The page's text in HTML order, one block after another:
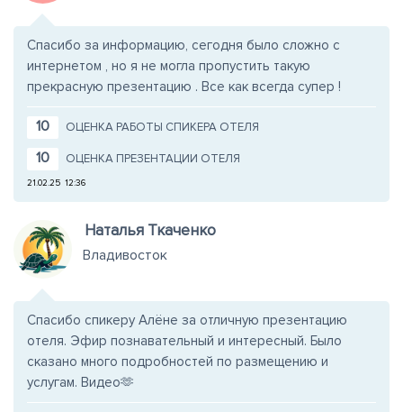
Спасибо за информацию, сегодня было сложно с
интернетом , но я не могла пропустить такую
прекрасную презентацию . Все как всегда супер !
10 ОЦЕНКА РАБОТЫ СПИКЕРА ОТЕЛЯ
10 ОЦЕНКА ПРЕЗЕНТАЦИИ ОТЕЛЯ
12:36
21.02.25
Наталья Ткаченко
Владивосток
Спасибо спикеру Алёне за отличную презентацию
отеля. Эфир познавательный и интересный. Было
сказано много подробностей по размещению и
услугам. Видео🫶